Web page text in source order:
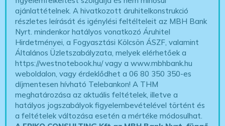
ajánlattételnek. A hivatkozott áruhitelkonstrukció
részletes leírását és igénylési feltélteleit az MBH Bank
Nyrt. mindenkor hatályos vonatkozó Áruhitel
Hirdetményei, a Fogyasztási Kölcsön ÁSZF, valamint
Általános Üzletszabályzata, melyek elérhetőek a
https://westnotebook.hu/vagy a www.mbhbank.hu
weboldalon, vagy érdeklődhet a 06 80 350 350-es
díjmentesen hívható Telebankon! A THM
meghatározása az aktuális feltételek, illetve a
hatályos jogszabályok figyelembevételével történt és
a feltételek változása esetén a mértéke módosulhat.